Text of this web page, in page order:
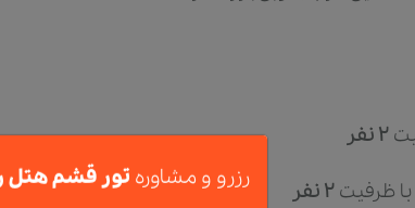
2نفر
با ظرفیت2نفر
رزرو و مشاوره تور قشم هتل